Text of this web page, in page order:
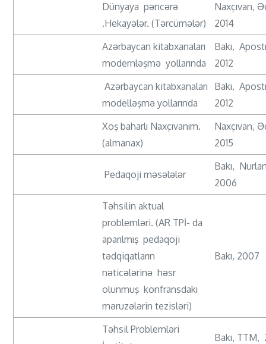
Dünyaya pəncərə
.Hekayələr. (Tərcümələr)
Naxçıvan,
2014
Azərbaycan kitabxanaları
modernləşmə yollarında
Bakı,
2012
Azərbaycan kitabxanaları
modelləşmə yollarında
Bakı,
2012
Xoş baharlı Naxçıvanım.
(almanax)
Naxçıvan,
2015
Pedaqoji məsələlər
Bakı,
2006
Təhsilin aktual
problemləri. (AR TPİ- da
aparılmış pedaqoji
tədqiqatların
nəticələrinə həsr
olunmuş konfransdakı
məruzələrin tezisləri)
Bakı, 2007
Təhsil Problemləri
Bakı, TTM,